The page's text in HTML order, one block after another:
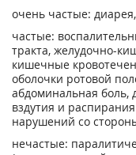
очень частые:
частые:
тракта, желудочно-
кишечные
оболочки ротовой
абдоминальная боль,
вздутия и
нарушений со
нечастые: